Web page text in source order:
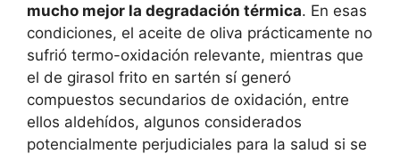
mucho mejor la degradación térmica. En esas
condiciones, el aceite de oliva prácticamente no
sufrió termo-oxidación relevante, mientras que
el de girasol frito en sartén sí generó
compuestos secundarios de oxidación, entre
ellos aldehídos, algunos considerados
potencialmente perjudiciales para la salud si se